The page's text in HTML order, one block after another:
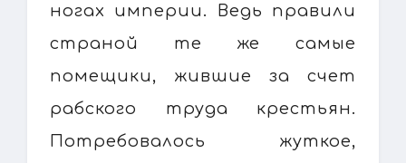
ногах империи. Ведь правили
страной те же самые
помещики, жившие за счет
рабского труда крестьян.
Потребовалось жуткое,